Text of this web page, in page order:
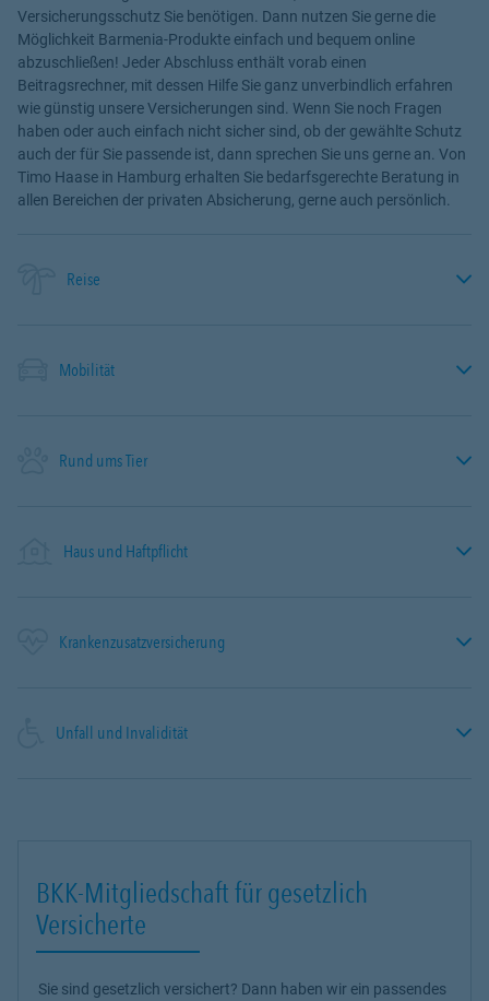
Versicherungsschutz Sie benötigen. Dann nutzen Sie gerne die
Möglichkeit Barmenia-Produkte einfach und bequem online
abzuschließen! Jeder Abschluss enthält vorab einen
Beitragsrechner, mit dessen Hilfe Sie ganz unverbindlich erfahren
wie günstig unsere Versicherungen sind. Wenn Sie noch Fragen
haben oder auch einfach nicht sicher sind, ob der gewählte Schutz
auch der für Sie passende ist, dann sprechen Sie uns gerne an. Von
Timo Haase in Hamburg erhalten Sie bedarfsgerechte Beratung in
allen Bereichen der privaten Absicherung, gerne auch persönlich.
Reise
Mobilität
Rund ums Tier
Haus und Haftpflicht
Krankenzusatzversicherung
Unfall und Invalidität
BKK-Mitgliedschaft für gesetzlich
Versicherte
Sie sind gesetzlich versichert? Dann haben wir ein passendes